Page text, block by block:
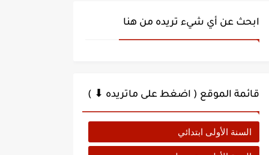
ابحث عن أي شيء تريده من هنا
قائمة الموقع ( اضغط على ماتريده ⬇ )
السنة الأولى ابتدائي